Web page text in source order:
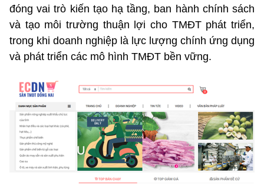
đóng vai trò kiến tạo hạ tầng, ban hành chính sách
và tạo môi trường thuận lợi cho TMĐT phát triển,
trong khi doanh nghiệp là lực lượng chính ứng dụng
và phát triển các mô hình TMĐT bền vững.